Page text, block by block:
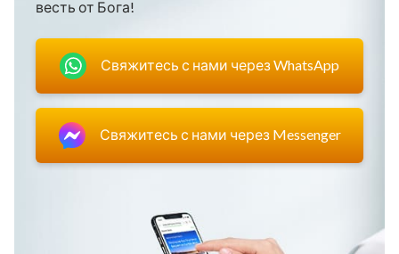
весть от Бога!
Свяжитесь с нами через WhatsApp
Свяжитесь с нами через Messenger